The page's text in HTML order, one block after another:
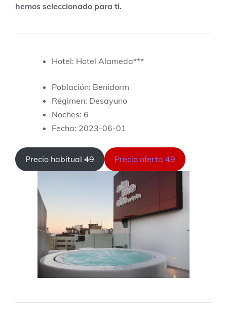
hemos seleccionado para ti.
Hotel: Hotel Alameda***
Población: Benidorm
Régimen: Desayuno
Noches: 6
Fecha: 2023-06-01
Precio habitual 49 Precio oferta 49